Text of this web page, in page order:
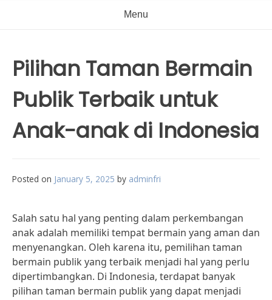
Menu
Pilihan Taman Bermain
Publik Terbaik untuk
Anak-anak di Indonesia
Posted on January 5, 2025 by adminfri
Salah satu hal yang penting dalam perkembangan
anak adalah memiliki tempat bermain yang aman dan
menyenangkan. Oleh karena itu, pemilihan taman
bermain publik yang terbaik menjadi hal yang perlu
dipertimbangkan. Di Indonesia, terdapat banyak
pilihan taman bermain publik yang dapat menjadi